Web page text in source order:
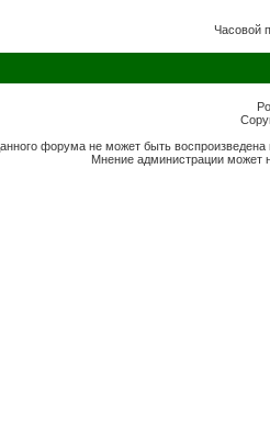
Часовой
форума не может быть
Мнение администрации может